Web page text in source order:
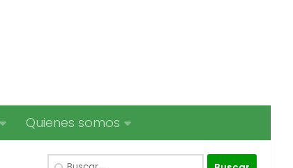
Quienes somos
Buscar: